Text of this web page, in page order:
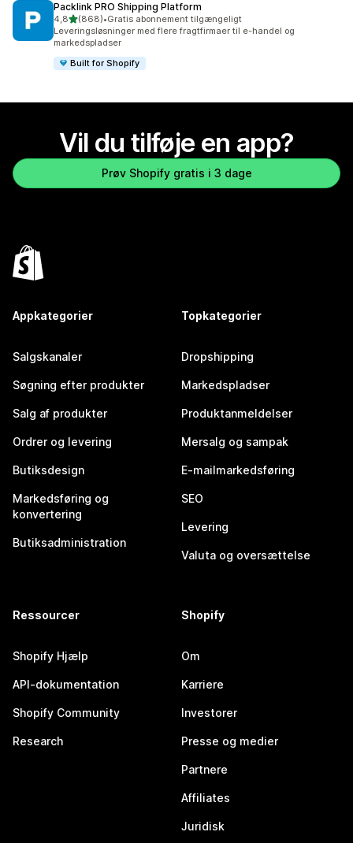
Packlink PRO Shipping Platform
4,8ud af 5 stjerner
(868)
868 anmeldelser i alt
•Gratis abonnement tilgængeligt
Leveringsløsninger med flere fragtfirmaer til e-handel og
markedspladser
Built for Shopify
Vil du tilføje en app?
Prøv Shopify gratis i 3 dage
Appkategorier
Salgskanaler
Søgning efter produkter
Salg af produkter
Ordrer og levering
Butiksdesign
Markedsføring og
konvertering
Butiksadministration
Topkategorier
Dropshipping
Markedspladser
Produktanmeldelser
Mersalg og sampak
E-mailmarkedsføring
SEO
Levering
Valuta og oversættelse
Ressourcer
Shopify Hjælp
API-dokumentation
Shopify Community
Research
Shopify
Om
Karriere
Investorer
Presse og medier
Partnere
Affiliates
Juridisk